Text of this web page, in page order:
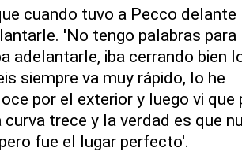
cuando tuvo a Pecco delante
'No tengo palabras para
adelantarle, iba cerrando bien
siempre va muy rápido, lo he
por el exterior y luego vi que
trece y la verdad es que
fue el lugar perfecto'.